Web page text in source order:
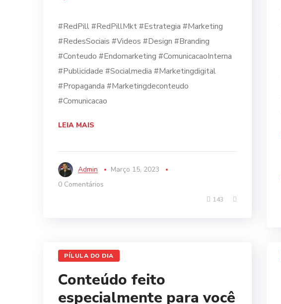
#RedPill #RedPillMkt #Estrategia #Marketing
#RedesSociais #Videos #Design #Branding
#Conteudo #Endomarketing #ComunicacaoInterna
#Publicidade #Socialmedia #Marketingdigital
#Propaganda #Marketingdeconteudo
#Comunicacao
LEIA MAIS
Admin
Março 15, 2023
0 Comentários
143
PÍLULA DO DIA
Conteúdo feito
especialmente para você